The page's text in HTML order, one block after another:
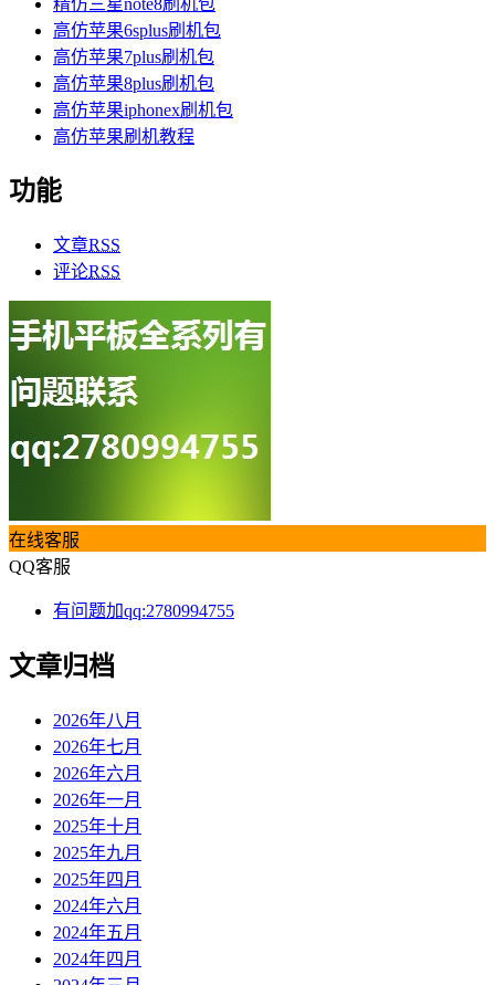
高仿苹果6splus刷机包
高仿苹果7plus刷机包
高仿苹果8plus刷机包
高仿苹果iphonex刷机包
高仿苹果刷机教程
功能
文章RSS
评论RSS
在线客服
QQ客服
有问题加qq:2780994755
文章归档
2026年八月
2026年七月
2026年六月
2026年一月
2025年十月
2025年九月
2025年四月
2024年六月
2024年五月
2024年四月